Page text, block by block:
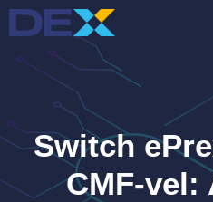
Kilépés
tartalomba
Switch
CMF-vel: